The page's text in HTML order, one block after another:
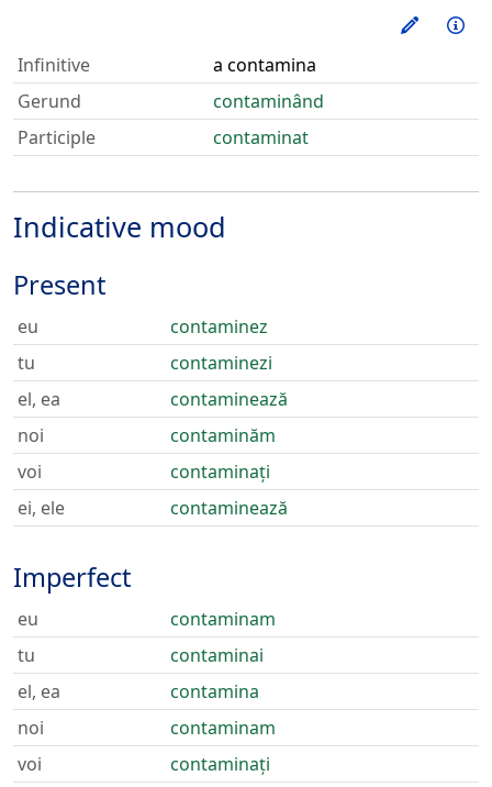
Train
Infinitive
a contamina
Gerund
contaminând
Participle
contaminat
Indicative mood
Present
eu
contaminez
tu
contaminezi
el, ea
contaminează
noi
contaminăm
voi
contaminați
ei, ele
contaminează
Imperfect
eu
contaminam
tu
contaminai
el, ea
contamina
noi
contaminam
voi
contaminați